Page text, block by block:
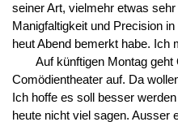
seiner Art, vielmehr etwas
Manigfaltigkeit und Precision
heut Abend bemerkt habe. Ich
Auf künftigen Montag
Comödientheater auf. Da
Ich hoffe es soll besser
heute nicht viel sagen. Ausser